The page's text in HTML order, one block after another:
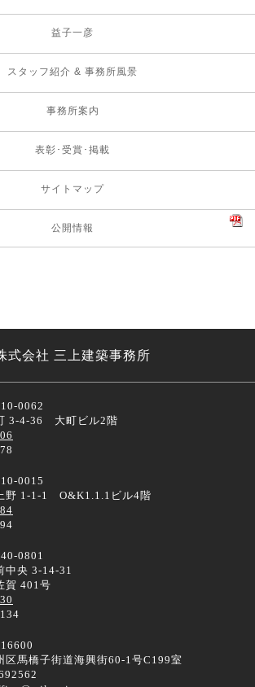
益子一彦
スタッフ紹介 & 事務所風景
事務所案内
表彰･受賞･掲載
サイトマップ
公開情報
式会社 三上建築事務所
0062
3-4-36 大町ビル2階
0015
野 1-1-1 O&K1.1.1ビル4階
0801
中央 3-14-31
賀 401号
区馬橋子街道海興街60-1号C199室